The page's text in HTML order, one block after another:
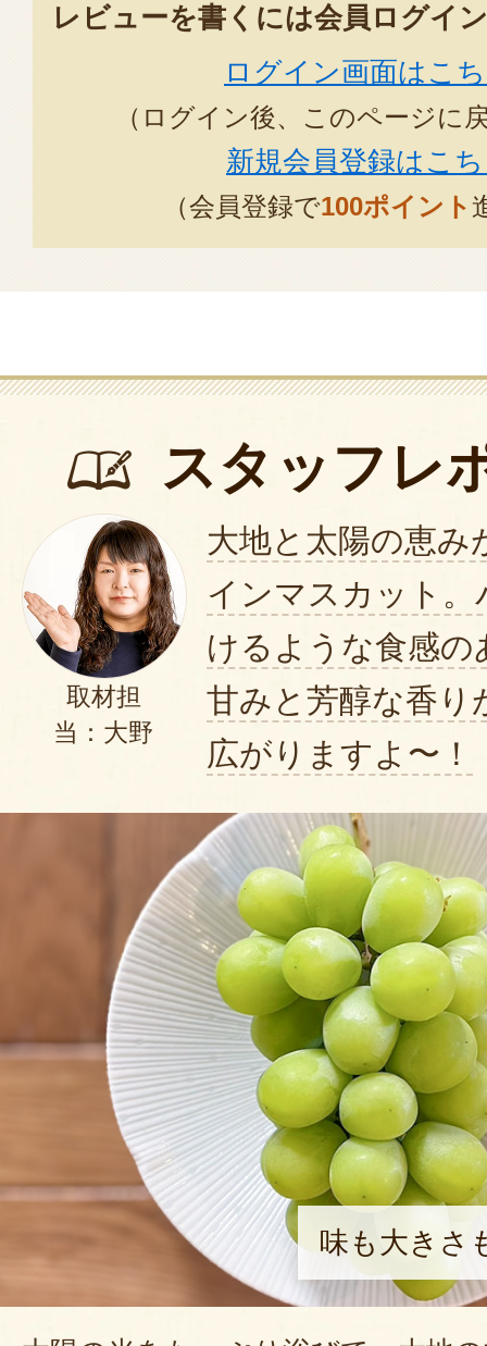
レビューを書くには会員ログイ
ログイン画面はこ
（ログイン後、このページに
新規会員登録はこ
（会員登録で100ポイント
スタッフレ
取材担
当：大野
大地と太陽の恵み
インマスカット
けるような食感の
甘みと芳醇な香り
広がりますよ〜！
味も大きさ